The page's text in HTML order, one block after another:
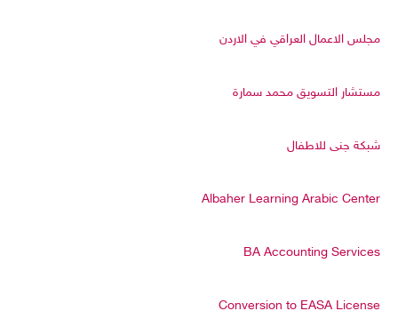
مجلس الاعمال العراقي في الاردن
مستشار التسويق محمد سمارة
شبكة جنى للاطفال
Albaher Learning Arabic Center
BA Accounting Services
Conversion to EASA License